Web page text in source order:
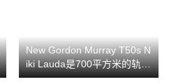
New Gordon Murray T50s N
iki Lauda是700平方米的轨道
武器